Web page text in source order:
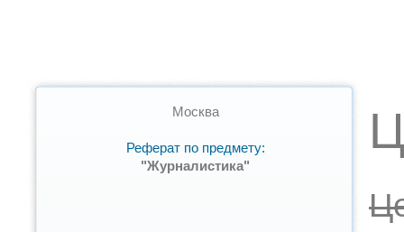
Москва
Реферат по предмету:
"Журналистика"